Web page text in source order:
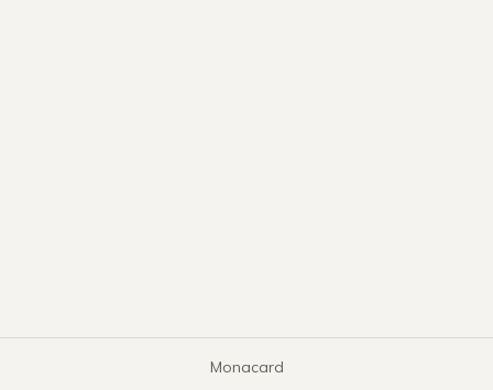
Monacard